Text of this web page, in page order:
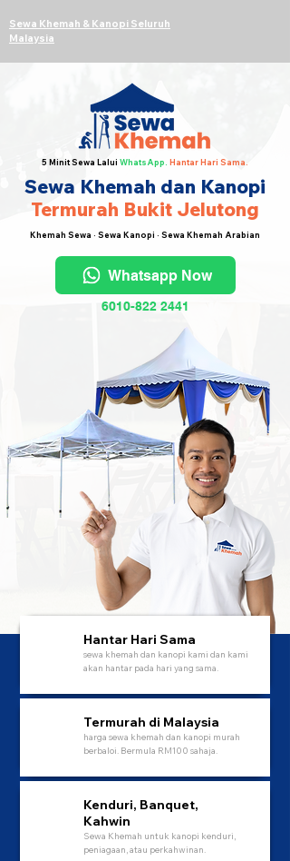
Sewa Khemah & Kanopi Seluruh
Malaysia
5 Minit Sewa Lalui WhatsApp. Hantar Hari Sama.
Sewa Khemah dan Kanopi
Termurah Bukit Jelutong
Khemah Sewa · Sewa Kanopi · Sewa Khemah Arabian
Whatsapp Now
6010-822 2441
Hantar Hari Sama
sewa khemah dan kanopi kami dan kami
akan hantar pada hari yang sama.
Termurah di Malaysia
harga sewa khemah dan kanopi murah
berbaloi. Bermula RM100 sahaja.
Kenduri, Banquet,
Kahwin
Sewa Khemah untuk kanopi kenduri,
peniagaan, atau perkahwinan.